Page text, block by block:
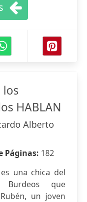
los
HABLAN
Alberto
Páginas: 182
una chica del
que
un joven